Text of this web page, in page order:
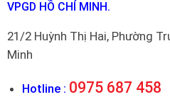
VPGD HỒ CHÍ MINH.
21/2 Huỳnh Thị Hai, Phường
Minh
Hotline : 0975 687 458